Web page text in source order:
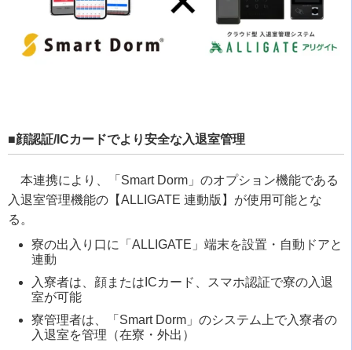
■顔認証/ICカードでより安全な入退室管理
本連携により、「Smart Dorm」のオプション機能である
入退室管理機能の【ALLIGATE 連動版】が使用可能とな
る。
寮の出入り口に「ALLIGATE」端末を設置・自動ドアと
連動
入寮者は、顔またはICカード、スマホ認証で寮の入退
室が可能
寮管理者は、「Smart Dorm」のシステム上で入寮者の
入退室を管理（在寮・外出）